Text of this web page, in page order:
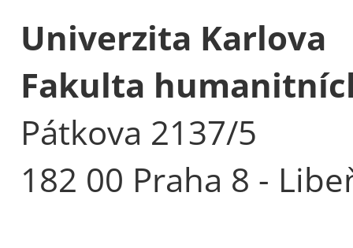
Univerzita Karlova
Fakulta
Pátkova 2137/5
182 00 Praha 8 -